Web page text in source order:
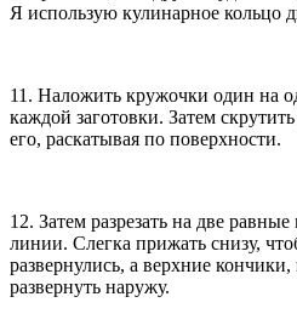
Я использую кулинарное кольцо
11. Наложить кружочки один на
каждой заготовки. Затем
его, раскатывая по поверхности.
12. Затем разрезать на две
линии. Слегка прижать снизу,
развернулись, а верхние
развернуть наружу.